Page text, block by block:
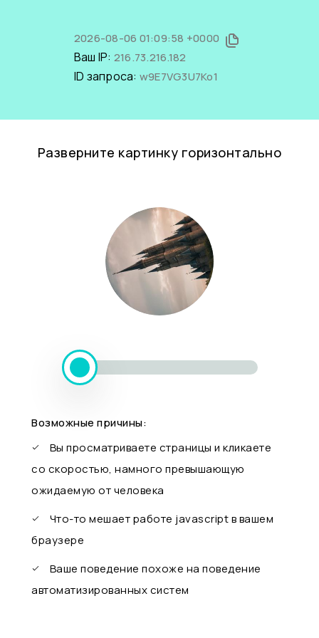
2026-08-06 01:09:58 +0000
Ваш IP: 216.73.216.182
ID запроса: w9E7VG3U7Ko1
Разверните картинку горизонтально
Возможные причины:
Вы просматриваете страницы и кликаете
со скоростью, намного превышающую
ожидаемую от человека
Что-то мешает работе javascript в вашем
браузере
Ваше поведение похоже на поведение
автоматизированных систем